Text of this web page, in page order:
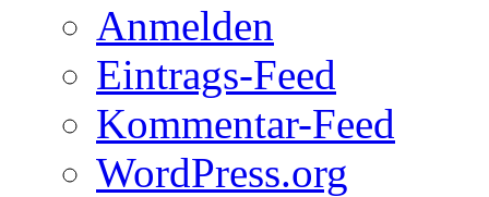
Anmelden
Eintrags-Feed
Kommentar-Feed
WordPress.org